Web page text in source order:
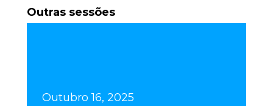
Outras sessões
Outubro 16, 2025